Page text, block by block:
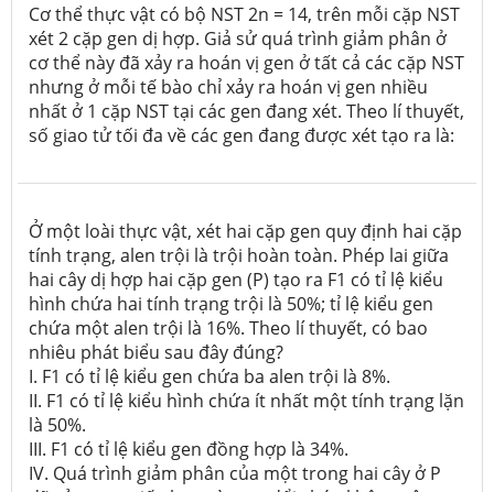
Cơ thể thực vật có bộ NST 2n = 14, trên mỗi cặp NST
xét 2 cặp gen dị hợp. Giả sử quá trình giảm phân ở
cơ thể này đã xảy ra hoán vị gen ở tất cả các cặp NST
nhưng ở mỗi tế bào chỉ xảy ra hoán vị gen nhiều
nhất ở 1 cặp NST tại các gen đang xét. Theo lí thuyết,
số giao tử tối đa về các gen đang được xét tạo ra là:
Ở một loài thực vật, xét hai cặp gen quy định hai cặp
tính trạng, alen trội là trội hoàn toàn. Phép lai giữa
hai cây dị hợp hai cặp gen (P) tạo ra F1 có tỉ lệ kiểu
hình chứa hai tính trạng trội là 50%; tỉ lệ kiểu gen
chứa một alen trội là 16%. Theo lí thuyết, có bao
nhiêu phát biểu sau đây đúng?
I. F1 có tỉ lệ kiểu gen chứa ba alen trội là 8%.
II. F1 có tỉ lệ kiểu hình chứa ít nhất một tính trạng lặn
là 50%.
III. F1 có tỉ lệ kiểu gen đồng hợp là 34%.
IV. Quá trình giảm phân của một trong hai cây ở P